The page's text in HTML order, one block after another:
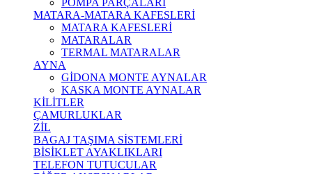
POMPA PARÇALARI
MATARA-MATARA KAFESLERİ
MATARA KAFESLERİ
MATARALAR
TERMAL MATARALAR
AYNA
GİDONA MONTE AYNALAR
KASKA MONTE AYNALAR
KİLİTLER
ÇAMURLUKLAR
ZİL
BAGAJ TAŞIMA SİSTEMLERİ
BİSİKLET AYAKLIKLARI
TELEFON TUTUCULAR